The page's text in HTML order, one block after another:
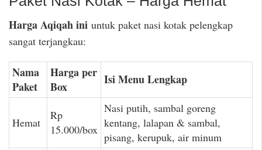
Harga Aqiqah ini untuk paket nasi kotak pelengkap
sangat terjangkau:
Nama
Paket
Harga per
Box
Isi Menu Lengkap
Hemat
Rp
15.000/box
Nasi putih, sambal goreng
kentang, lalapan & sambal,
pisang, kerupuk, air minum